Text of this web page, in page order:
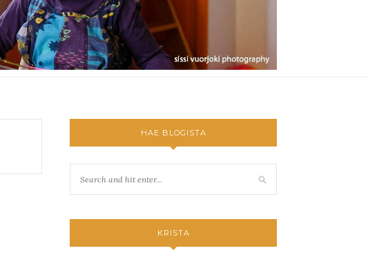
HAE BLOGISTA
KRISTA